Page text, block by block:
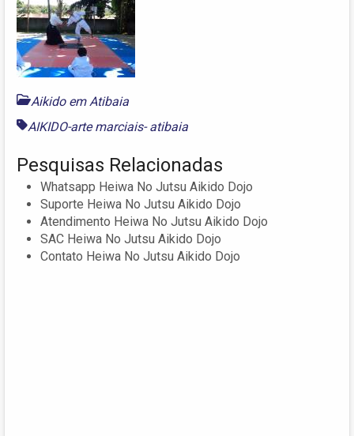
Aikido em Atibaia
AIKIDO-arte marciais- atibaia
Pesquisas Relacionadas
Whatsapp Heiwa No Jutsu Aikido Dojo
Suporte Heiwa No Jutsu Aikido Dojo
Atendimento Heiwa No Jutsu Aikido Dojo
SAC Heiwa No Jutsu Aikido Dojo
Contato Heiwa No Jutsu Aikido Dojo